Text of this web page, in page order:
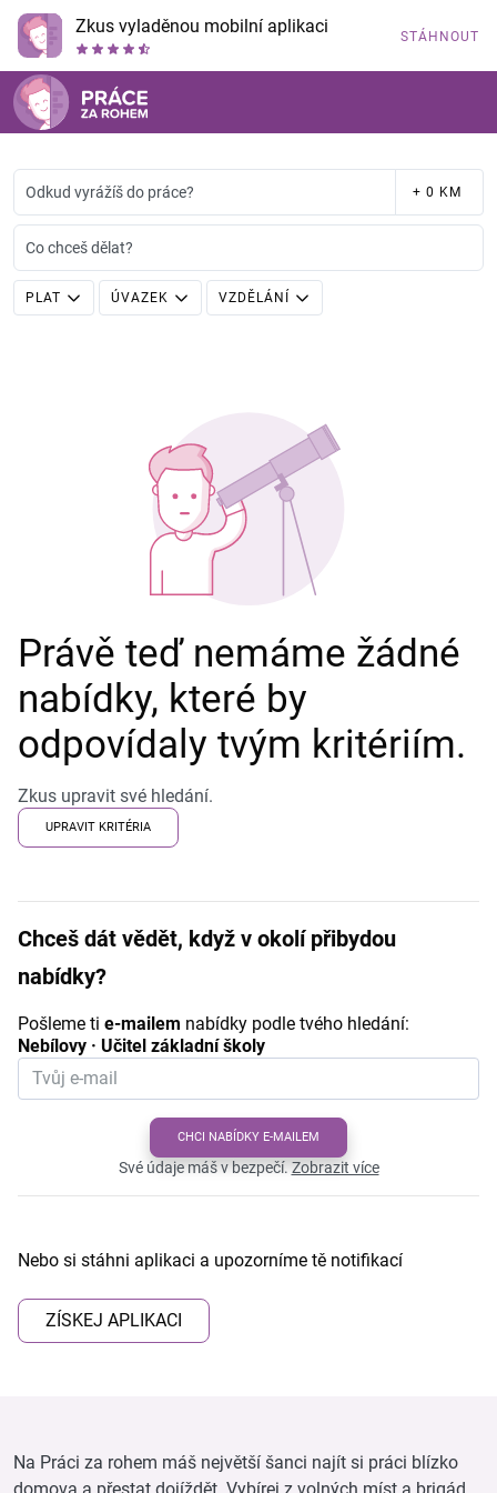
Zkus vyladěnou mobilní aplikaci STÁHNOUT
Odkud vyrážíš do práce? + 0 KM
Co chceš dělat?
PLAT ÚVAZEK VZDĚLÁNÍ
Právě teď nemáme žádné
nabídky, které by
odpovídaly tvým kritériím.
Zkus upravit své hledání.
UPRAVIT KRITÉRIA
Chceš dát vědět, když v okolí přibydou
nabídky?
Pošleme ti e-mailem nabídky podle tvého hledání:
Nebílovy · Učitel základní školy
CHCI NABÍDKY E-MAILEM
Své údaje máš v bezpečí.Zobrazit více
Nebo si stáhni aplikaci a upozorníme tě notifikací
ZÍSKEJ APLIKACI
Na Práci za rohem máš největší šanci najít si práci blízko
domova a přestat dojíždět. Vybírej z volných míst a brigád